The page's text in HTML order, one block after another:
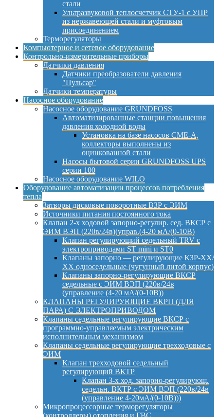
стали
Ультразвуковой теплосчетчик СТУ-1 с УПР
из нержавеющей стали и муфтовым
присоединением
Терморегуляторы
Компьютерное и сетевое оборудование
Контрольно-измерительные приборы
Датчики давления
Датчики преобразователи давления
"Пульсар"
Датчики температуры
Насосное оборудование
Насосное оборудование GRUNDFOSS
Автоматизированные станции повышения
давления холодной воды
Установка на базе насосов CME-A,
коллекторы выполнены из
оцинкованной стали
Насосы бытовой серии GRUNDFOSS UPS
серии 100
Насосное оборудование WILO
Оборудование автоматизации процессов потребления
тепла
Затворы дисковые поворотные ВЗР с ЭИМ
Источники питания постоянного тока
Клапан 2-х ходовой запорно-регулир. сед. ВКСР с
ЭИМ ВЭП (220в/24в)(управ.(4-20 мА/(0-10В)
Клапан регулирующий седельный TRV с
электроприводами ST mini и ST0
Клапаны запорно — регулирующие КЗР-ХХ/
ХХ односедельные (чугунный литой корпус)
Клапаны запорно-регулирующие ВКСР
седельные с ЭИМ ВЭП (220в/24в
(управление (4-20 мА/(0-10В))
КЛАПАНЫ РЕГУЛИРУЮЩИЕ ВКРП (ДЛЯ
ПАРА) С ЭЛЕКТРОПРИВОДОМ
Клапаны седельные регулирующие ВКСР с
программно-управляемым электрическим
исполнительным механизмом
Клапаны седельные регулирующие трехходовые с
ЭИМ
Клапан трехходовой седельный
регулирующий ВКТР
Клапан 3-х ход. запорно-регулирующ.
седельн. ВКТР с ЭИМ ВЭП (220в/24в
(управление 4-20мА/(0-10В)))
Микропроцессорные терморегуляторы
(контроллеры) отопления и ГВС